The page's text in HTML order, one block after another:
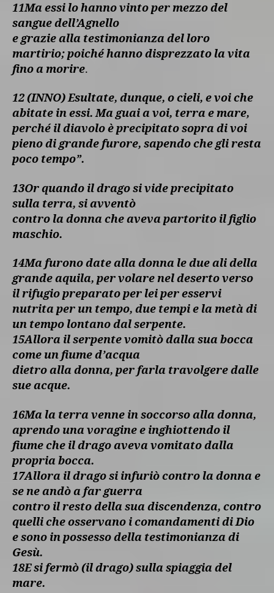
11Ma essi lo hanno vinto per mezzo del
sangue dell’Agnello
e grazie alla testimonianza del loro
martirio; poiché hanno disprezzato la vita
fino a morire.
12 (INNO) Esultate, dunque, o cieli, e voi che
abitate in essi. Ma guai a voi, terra e mare,
perché il diavolo è precipitato sopra di voi
pieno di grande furore, sapendo che gli resta
poco tempo”.
13Or quando il drago si vide precipitato
sulla terra, si avventò
contro la donna che aveva partorito il figlio
maschio.
14Ma furono date alla donna le due ali della
grande aquila, per volare nel deserto verso
il rifugio preparato per lei per esservi
nutrita per un tempo, due tempi e la metà di
un tempo lontano dal serpente.
15Allora il serpente vomitò dalla sua bocca
come un fiume d’acqua
dietro alla donna, per farla travolgere dalle
sue acque.
16Ma la terra venne in soccorso alla donna,
aprendo una voragine e inghiottendo il
fiume che il drago aveva vomitato dalla
propria bocca.
17Allora il drago si infuriò contro la donna e
se ne andò a far guerra
contro il resto della sua discendenza, contro
quelli che osservano i comandamenti di Dio
e sono in possesso della testimonianza di
Gesù.
18E si fermò (il drago) sulla spiaggia del
mare.